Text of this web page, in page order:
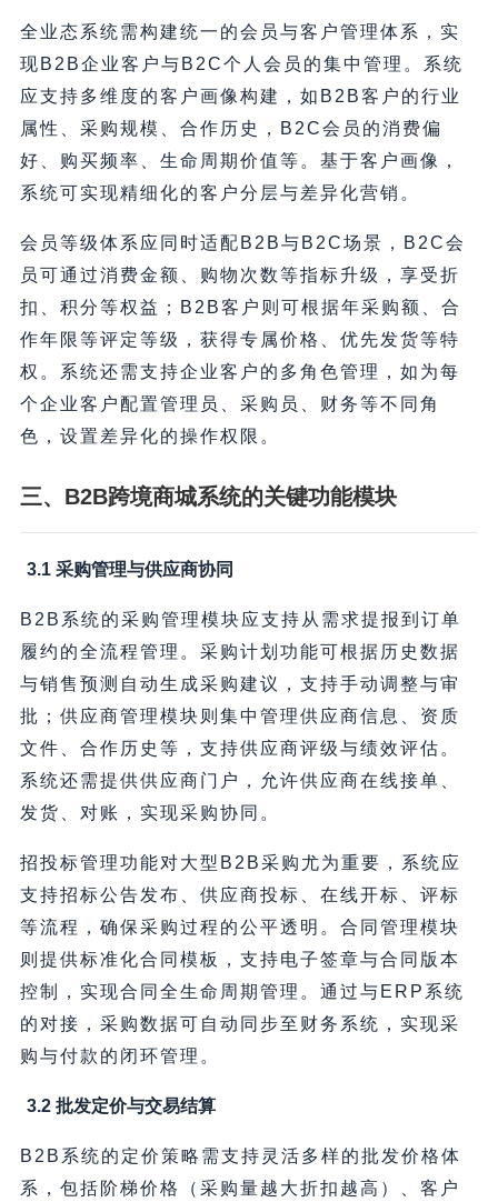
全业态系统需构建统一的会员与客户管理体系，实
现B2B企业客户与B2C个人会员的集中管理。系统
应支持多维度的客户画像构建，如B2B客户的行业
属性、采购规模、合作历史，B2C会员的消费偏
好、购买频率、生命周期价值等。基于客户画像，
系统可实现精细化的客户分层与差异化营销。
会员等级体系应同时适配B2B与B2C场景，B2C会
员可通过消费金额、购物次数等指标升级，享受折
扣、积分等权益；B2B客户则可根据年采购额、合
作年限等评定等级，获得专属价格、优先发货等特
权。系统还需支持企业客户的多角色管理，如为每
个企业客户配置管理员、采购员、财务等不同角
色，设置差异化的操作权限。
三、B2B跨境商城系统的关键功能模块
3.1 采购管理与供应商协同
B2B系统的采购管理模块应支持从需求提报到订单
履约的全流程管理。采购计划功能可根据历史数据
与销售预测自动生成采购建议，支持手动调整与审
批；供应商管理模块则集中管理供应商信息、资质
文件、合作历史等，支持供应商评级与绩效评估。
系统还需提供供应商门户，允许供应商在线接单、
发货、对账，实现采购协同。
招投标管理功能对大型B2B采购尤为重要，系统应
支持招标公告发布、供应商投标、在线开标、评标
等流程，确保采购过程的公平透明。合同管理模块
则提供标准化合同模板，支持电子签章与合同版本
控制，实现合同全生命周期管理。通过与ERP系统
的对接，采购数据可自动同步至财务系统，实现采
购与付款的闭环管理。
3.2 批发定价与交易结算
B2B系统的定价策略需支持灵活多样的批发价格体
系，包括阶梯价格（采购量越大折扣越高）、客户